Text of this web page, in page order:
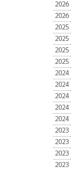
2026
2026
2025
2025
2025
2025
2024
2024
2024
2024
2024
2023
2023
2023
2023